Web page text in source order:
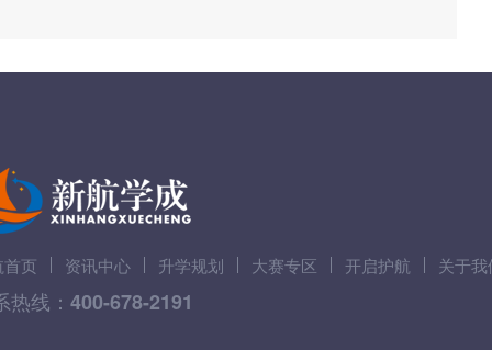
页 资讯中心 升学规划 大赛专区 开启护航 关于我
热线： 400-678-2191